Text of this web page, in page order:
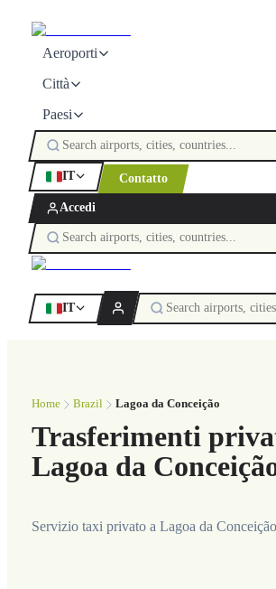
Aeroporti
Città
Paesi
IT Contatto
Accedi
IT
Home Brazil Lagoa da Conceição
Trasferimenti
Lagoa da
Servizio taxi privato a Lagoa da Conceição